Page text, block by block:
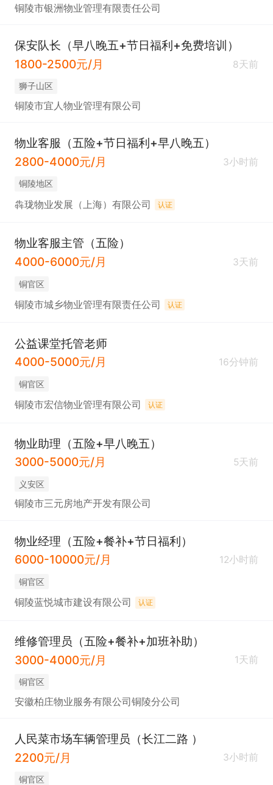
铜陵市银洲物业管理有限责任公司
保安队长（早八晚五+节日福利+免费培训）
1800-2500元/月
8天前
狮子山区
铜陵市宜人物业管理有限公司
物业客服（五险+节日福利+早八晚五）
2800-4000元/月
3小时前
铜陵地区
犇珑物业发展（上海）有限公司 认证
物业客服主管（五险）
4000-6000元/月
3天前
铜官区
铜陵市城乡物业管理有限责任公司 认证
公益课堂托管老师
4000-5000元/月
16分钟前
铜官区
铜陵市宏信物业管理有限公司 认证
物业助理（五险+早八晚五）
3000-5000元/月
5天前
义安区
铜陵市三元房地产开发有限公司
物业经理（五险+餐补+节日福利）
6000-10000元/月
12小时前
铜官区
铜陵蓝悦城市建设有限公司 认证
维修管理员（五险+餐补+加班补助）
3000-4000元/月
1天前
铜官区
安徽柏庄物业服务有限公司铜陵分公司
人民菜市场车辆管理员（长江二路 ）
2200元/月
3小时前
铜官区